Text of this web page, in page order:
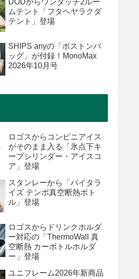
DODからワンタッチ2ルー
ムテント「フタヘヤラクダ
テント」登場
SHIPS anyの「ボストンバ
ッグ」が付録！MonoMax
2026年10月号
ロゴスからコンビニアイス
がそのまま入る「氷点下キ
ープシリンダー・アイスコ
ア」登場
スタンレーから「バイタラ
イズ テンポ真空断熱ボト
ル」登場
ロゴスからドリンクホルダ
ー対応の「ThermoWall 真
空断熱 カーボトルホルダ
ー」登場
ユニフレーム2026年新商品